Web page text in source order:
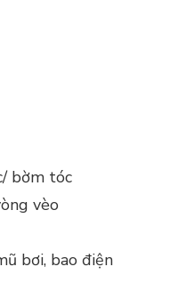
bờm tóc
vèo
bơi, bao điện